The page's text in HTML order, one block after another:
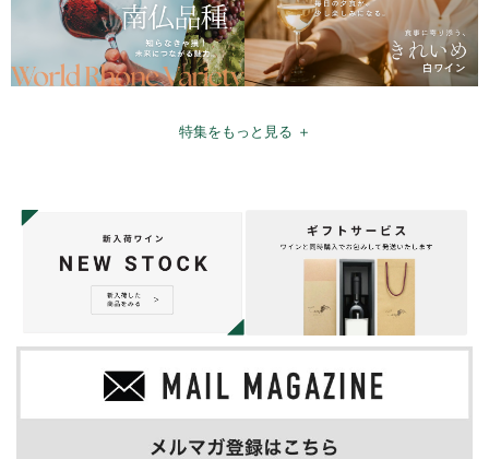
特集をもっと見る ＋